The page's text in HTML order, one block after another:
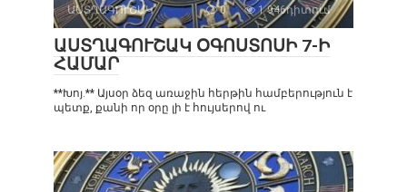
ԱՍՏՂԱԳՈՒՇԱԿ 0 1 946դիտում
ԱՍՏՂԱԳՈՒՇԱԿ ՕԳՈՍՏՈՍԻ 7-Ի
ՀԱՄԱՐ
**Խոյ.** Այսօր ձեզ առաջին հերթին համբերություն է
պետք, քանի որ օրը լի է հույսերով ու